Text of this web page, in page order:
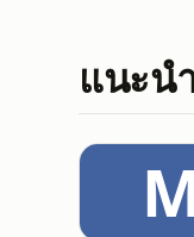
แนะน